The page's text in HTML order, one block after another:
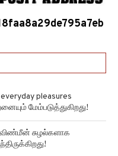
மேம்படுத்துகிறது!
விண்மீன் சுழல்களாக